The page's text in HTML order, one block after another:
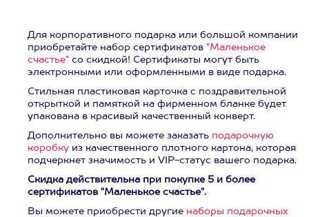
Для корпоративного подарка или большой компании
приобретайте набор сертификатов "Маленькое
счастье" со скидкой! Сертификаты могут быть
электронными или оформленными в виде подарка.
Стильная пластиковая карточка с поздравительной
открыткой и памяткой на фирменном бланке будет
упакована в красивый качественный конверт.
Дополнительно вы можете заказать подарочную
коробку из качественного плотного картона, которая
подчеркнет значимость и VIP-статус вашего подарка.
Скидка действительна при покупке 5 и более
сертификатов "Маленькое счастье".
Вы можете приобрести другие наборы подарочных